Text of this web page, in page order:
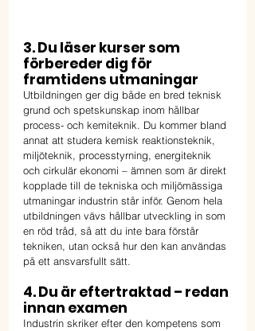
3. Du läser kurser som
förbereder dig för
framtidens utmaningar
Utbildningen ger dig både en bred teknisk
grund och spetskunskap inom hållbar
process- och kemiteknik. Du kommer bland
annat att studera kemisk reaktionsteknik,
miljöteknik, processtyrning, energiteknik
och cirkulär ekonomi – ämnen som är direkt
kopplade till de tekniska och miljömässiga
utmaningar industrin står inför. Genom hela
utbildningen vävs hållbar utveckling in som
en röd tråd, så att du inte bara förstår
tekniken, utan också hur den kan användas
på ett ansvarsfullt sätt.
4. Du är eftertraktad – redan
innan examen
Industrin skriker efter den kompetens som